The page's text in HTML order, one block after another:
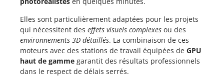
Elles sont particulièrement adaptées pour les projets
qui nécessitent des effets visuels complexes ou des
environnements 3D détaillés. La combinaison de ces
moteurs avec des stations de travail équipées de GPU
haut de gamme garantit des résultats professionnels
dans le respect de délais serrés.